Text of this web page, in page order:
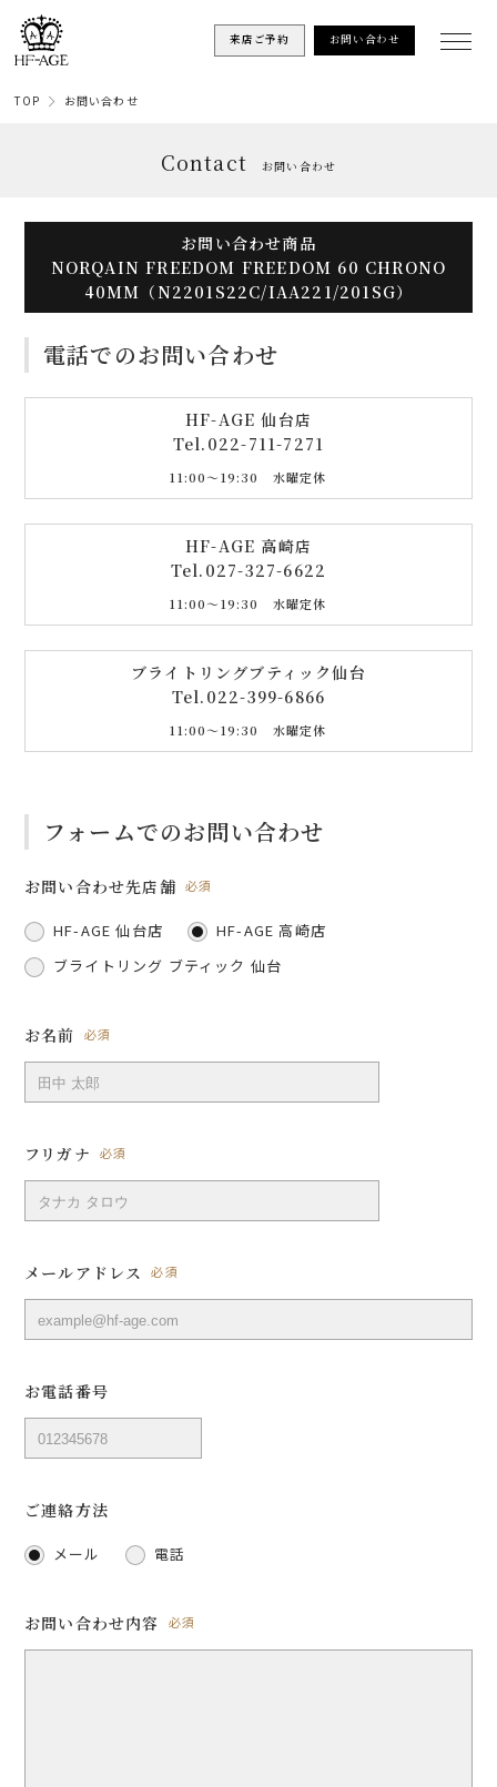
来店ご予約 お問い合わせ
TOP お問い合わせ
Contact お問い合わせ
お問い合わせ商品
NORQAIN FREEDOM FREEDOM 60 CHRONO
40MM（N2201S22C/IAA221/201SG）
電話でのお問い合わせ
HF-AGE 仙台店
Tel. 022-711-7271
11:00〜19:30 水曜定休
HF-AGE 高崎店
Tel. 027-327-6622
11:00〜19:30 水曜定休
ブライトリングブティック仙台
Tel. 022-399-6866
11:00〜19:30 水曜定休
フォームでのお問い合わせ
お問い合わせ先店舗 必須
HF-AGE 仙台店
HF-AGE 高崎店
ブライトリング ブティック 仙台
お名前 必須
フリガナ 必須
メールアドレス 必須
お電話番号
ご連絡方法
メール 電話
お問い合わせ内容 必須